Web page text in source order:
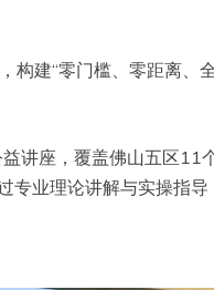
构建“零门槛、零距离、
讲座，覆盖佛山五区
专业理论讲解与实操指导